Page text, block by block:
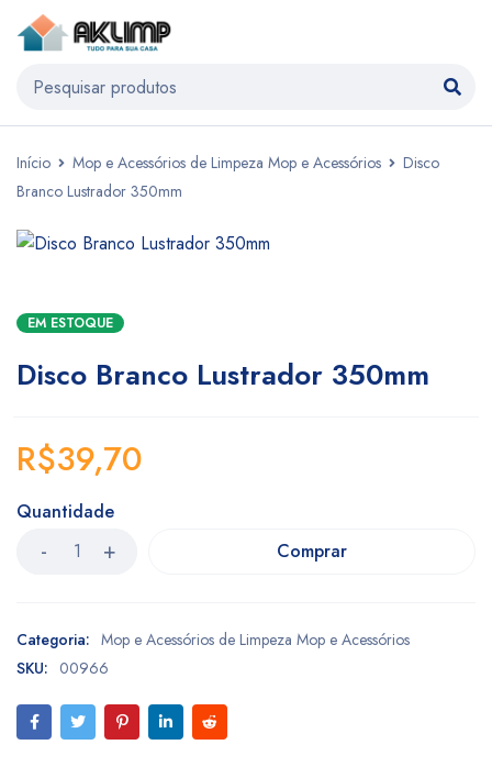
Início Mop e Acessórios de Limpeza Mop e Acessórios
Disco
Branco Lustrador 350mm
EM ESTOQUE
Disco Branco Lustrador 350mm
R$39,70
Quantidade
Comprar
Categoria: Mop e Acessórios de Limpeza Mop e Acessórios
SKU: 00966